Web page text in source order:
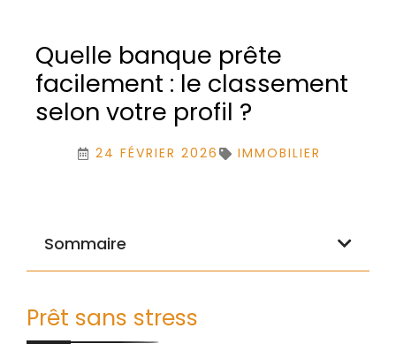
Quelle banque prête
facilement : le classement
selon votre profil ?
24 FÉVRIER 2026 IMMOBILIER
Sommaire
Prêt sans stress